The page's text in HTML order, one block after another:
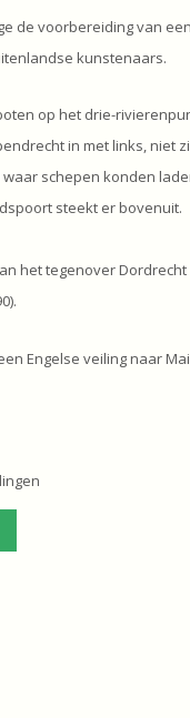
de voorbereiding van
kunstenaars.
op het drie-
in met links, niet
schepen konden
steekt er bovenuit.
het tegenover
Engelse veiling naar